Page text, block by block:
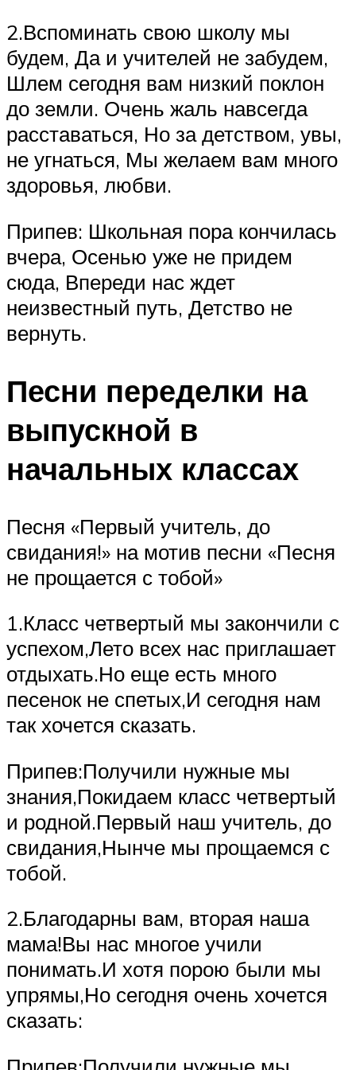
2.Вспоминать свою школу мы
будем, Да и учителей не забудем,
Шлем сегодня вам низкий поклон
до земли. Очень жаль навсегда
расставаться, Но за детством, увы,
не угнаться, Мы желаем вам много
здоровья, любви.
Припев: Школьная пора кончилась
вчера, Осенью уже не придем
сюда, Впереди нас ждет
неизвестный путь, Детство не
вернуть.
Песни переделки на
выпускной в
начальных классах
Песня «Первый учитель, до
свидания!» на мотив песни «Песня
не прощается с тобой»
1.Класс четвертый мы закончили с
успехом,Лето всех нас приглашает
отдыхать.Но еще есть много
песенок не спетых,И сегодня нам
так хочется сказать.
Припев:Получили нужные мы
знания,Покидаем класс четвертый
и родной.Первый наш учитель, до
свидания,Нынче мы прощаемся с
тобой.
2.Благодарны вам, вторая наша
мама!Вы нас многое учили
понимать.И хотя порою были мы
упрямы,Но сегодня очень хочется
сказать: